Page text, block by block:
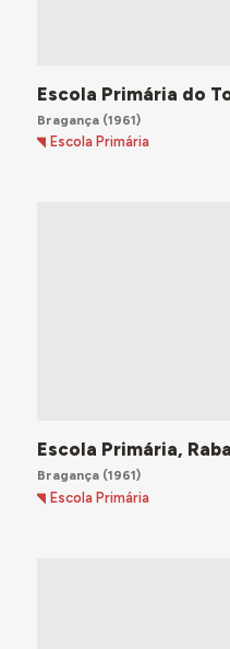
Escola Primária do
Bragança(1961)
Escola Primária
Escola Primária,
Bragança(1961)
Escola Primária